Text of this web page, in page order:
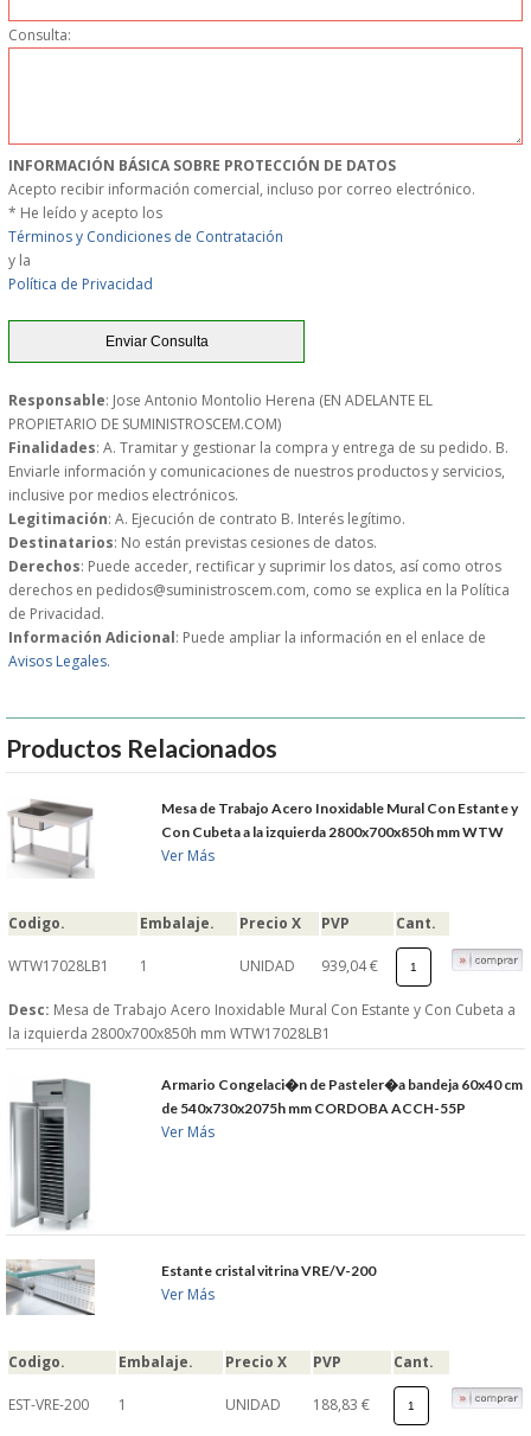
MAQUINARIA OTROS
MUEBLES INOX. COCINA
PAPEL Y PRODUCTOS UNIUSO
GASTOS DE ENVIO
FORMA DE PAGO
CONDICIONES DE COMPRA
GARANTIAS Y
AVISO LEGAL
POL�TICA DE PRIVACIDAD
CONDICIONES DE USO
NOTICIAS
CERRAR
S�GUENOS EN
FACEBOOK
TWITTER
© 2026 SUMINISTROSCEM
TODOS LOS DERECHOS RESERVADOS
Consulta:
INFORMACIÓN BÁSICA SOBRE PROTECCIÓN DE DATOS
Acepto recibir información comercial, incluso por correo electrónico.
* He leído y acepto los
Términos y Condiciones de Contratación
y la
Política de Privacidad
Responsable: Jose Antonio Montolio Herena (EN ADELANTE EL
PROPIETARIO DE SUMINISTROSCEM.COM)
Finalidades: A. Tramitar y gestionar la compra y entrega de su pedido. B.
Enviarle información y comunicaciones de nuestros productos y servicios,
inclusive por medios electrónicos.
Legitimación: A. Ejecución de contrato B. Interés legítimo.
Destinatarios: No están previstas cesiones de datos.
Derechos: Puede acceder, rectificar y suprimir los datos, así como otros
derechos en pedidos@suministroscem.com, como se explica en la Política
de Privacidad.
Información Adicional: Puede ampliar la información en el enlace de
Avisos Legales.
Productos Relacionados
Mesa de Trabajo Acero Inoxidable Mural Con Estante y
Con Cubeta a la izquierda 2800x700x850h mm WTW
Ver Más
Codigo. Embalaje. Precio X PVP Cant.
WTW17028LB1 1 UNIDAD 939,04 €
Desc: Mesa de Trabajo Acero Inoxidable Mural Con Estante y Con Cubeta a
la izquierda 2800x700x850h mm WTW17028LB1
Armario Congelaci�n de Pasteler�a bandeja 60x40 cm
de 540x730x2075h mm CORDOBA ACCH-55P
Ver Más
Estante cristal vitrina VRE/V-200
Ver Más
Codigo. Embalaje. Precio X PVP Cant.
EST-VRE-200 1 UNIDAD 188,83 €